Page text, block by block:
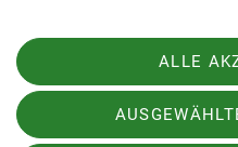
mehr erfahren
Aktuelles
ALLE